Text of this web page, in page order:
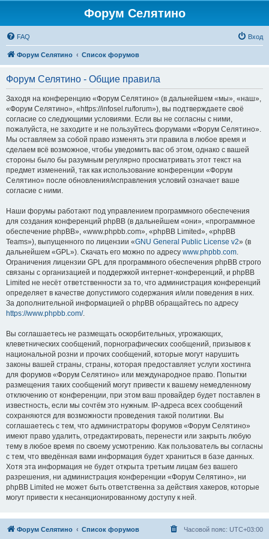
Форум Селятино
FAQ Вход
Форум Селятино Список форумов
Форум Селятино - Общие правила
Заходя на конференцию «Форум Селятино» (в дальнейшем «мы», «наш»,
«Форум Селятино», «https://infosel.ru/forum»), вы подтверждаете своё
согласие со следующими условиями. Если вы не согласны с ними,
пожалуйста, не заходите и не пользуйтесь форумами «Форум Селятино».
Мы оставляем за собой право изменять эти правила в любое время и
сделаем всё возможное, чтобы уведомить вас об этом, однако с вашей
стороны было бы разумным регулярно просматривать этот текст на
предмет изменений, так как использование конференции «Форум
Селятино» после обновления/исправления условий означает ваше
согласие с ними.
Наши форумы работают под управлением программного обеспечения
для создания конференций phpBB (в дальнейшем «они», «программное
обеспечение phpBB», «www.phpbb.com», «phpBB Limited», «phpBB
Teams»), выпущенного по лицензии «GNU General Public License v2» (в
дальнейшем «GPL»). Скачать его можно по адресу www.phpbb.com.
Ограничения лицензии GPL для программного обеспечения phpBB строго
связаны с организацией и поддержкой интернет-конференций, и phpBB
Limited не несёт ответственности за то, что администрация конференций
определяет в качестве допустимого содержания и/или поведения в них.
За дополнительной информацией о phpBB обращайтесь по адресу
https://www.phpbb.com/.
Вы соглашаетесь не размещать оскорбительных, угрожающих,
клеветнических сообщений, порнографических сообщений, призывов к
национальной розни и прочих сообщений, которые могут нарушить
законы вашей страны, страны, которая предоставляет услуги хостинга
для форумов «Форум Селятино» или международное право. Попытки
размещения таких сообщений могут привести к вашему немедленному
отключению от конференции, при этом ваш провайдер будет поставлен в
известность, если мы сочтём это нужным. IP-адреса всех сообщений
сохраняются для возможности проведения такой политики. Вы
соглашаетесь с тем, что администраторы форумов «Форум Селятино»
имеют право удалить, отредактировать, перенести или закрыть любую
тему в любое время по своему усмотрению. Как пользователь вы согласны
с тем, что введённая вами информация будет храниться в базе данных.
Хотя эта информация не будет открыта третьим лицам без вашего
разрешения, ни администрация конференции «Форум Селятино», ни
phpBB Limited не может быть ответственна за действия хакеров, которые
могут привести к несанкционированному доступу к ней.
Форум Селятино Список форумов Часовой пояс: UTC+03:00